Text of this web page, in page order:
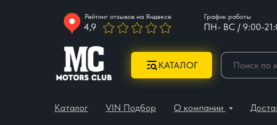
ПН- ВС / 9:00-
Рейтинг отзывов на Яндексе График работы
4,9
КАТАЛОГ
Каталог VIN Подбор О компании